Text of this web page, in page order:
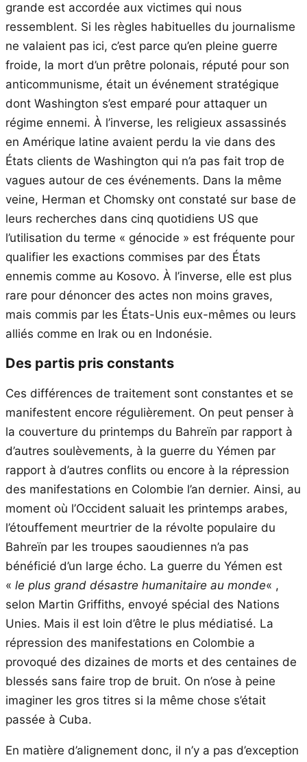
grande est accordée aux victimes qui nous
ressemblent. Si les règles habituelles du journalisme
ne valaient pas ici, c’est parce qu’en pleine guerre
froide, la mort d’un prêtre polonais, réputé pour son
anticommunisme, était un événement stratégique
dont Washington s’est emparé pour attaquer un
régime ennemi. À l’inverse, les religieux assassinés
en Amérique latine avaient perdu la vie dans des
États clients de Washington qui n’a pas fait trop de
vagues autour de ces événements. Dans la même
veine, Herman et Chomsky ont constaté sur base de
leurs recherches dans cinq quotidiens US que
l’utilisation du terme « génocide » est fréquente pour
qualifier les exactions commises par des États
ennemis comme au Kosovo. À l’inverse, elle est plus
rare pour dénoncer des actes non moins graves,
mais commis par les États-Unis eux-mêmes ou leurs
alliés comme en Irak ou en Indonésie.
Des partis pris constants
Ces différences de traitement sont constantes et se
manifestent encore régulièrement. On peut penser à
la couverture du printemps du Bahreïn par rapport à
d’autres soulèvements, à la guerre du Yémen par
rapport à d’autres conflits ou encore à la répression
des manifestations en Colombie l’an dernier. Ainsi, au
moment où l’Occident saluait les printemps arabes,
l’étouffement meurtrier de la révolte populaire du
Bahreïn par les troupes saoudiennes n’a pas
bénéficié d’un large écho. La guerre du Yémen est
« le plus grand désastre humanitaire au monde« ,
selon Martin Griffiths, envoyé spécial des Nations
Unies. Mais il est loin d’être le plus médiatisé. La
répression des manifestations en Colombie a
provoqué des dizaines de morts et des centaines de
blessés sans faire trop de bruit. On n’ose à peine
imaginer les gros titres si la même chose s’était
passée à Cuba.
En matière d’alignement donc, il n’y a pas d’exception